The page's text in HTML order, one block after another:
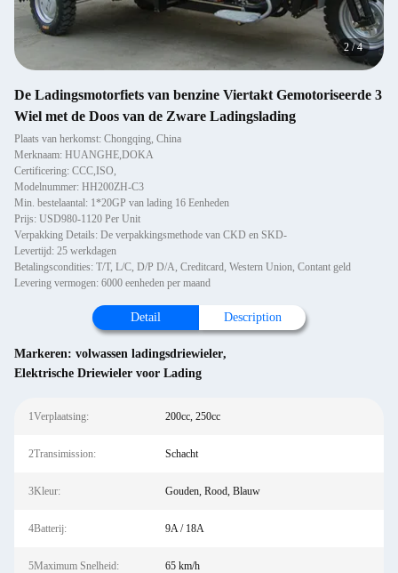
2 /4
De Ladingsmotorfiets van benzine Viertakt Gemotoriseerde 3
Wiel met de Doos van de Zware Ladingslading
Plaats van herkomst: Chongqing, China
Merknaam: HUANGHE,DOKA
Certificering: CCC,ISO,
Modelnummer: HH200ZH-C3
Min. bestelaantal: 1*20GP van lading 16 Eenheden
Prijs: USD980-1120 Per Unit
Verpakking Details: De verpakkingsmethode van CKD en SKD-
Levertijd: 25 werkdagen
Betalingscondities: T/T, L/C, D/P D/A, Creditcard, Western Union, Contant geld
Levering vermogen: 6000 eenheden per maand
Detail Description
Markeren: volwassen ladingsdriewieler,
Elektrische Driewieler voor Lading
1Verplaatsing: 200cc, 250cc
2Transimission: Schacht
3Kleur: Gouden, Rood, Blauw
4Batterij: 9A / 18A
5Maximum Snelheid: 65 km/h